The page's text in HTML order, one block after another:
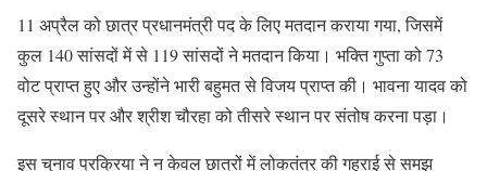
11 अप्रैल को छात्र प्रधानमंत्री पद के लिए मतदान कराया गया, जिसमें
कुल 140 सांसदों में से 119 सांसदों ने मतदान किया। भक्ति गुप्ता को 73
वोट प्राप्त हुए और उन्होंने भारी बहुमत से विजय प्राप्त की। भावना यादव को
दूसरे स्थान पर और श्रीश चौरहा को तीसरे स्थान पर संतोष करना पड़ा।
इस चुनाव प्रक्रिया ने न केवल छात्रों में लोकतंत्र की गहराई से समझ